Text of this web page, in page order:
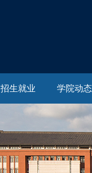
招生就业 学院动态